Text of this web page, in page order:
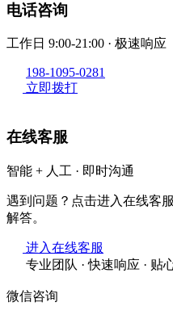
电话咨询
工作日 9:00-21:00 · 极速响应
198-1095-0281
立即拨打
在线客服
智能 + 人工 · 即时沟通
遇到问题？点击进入在线客
解答。
进入在线客服
专业团队 · 快速响应 · 贴
微信咨询